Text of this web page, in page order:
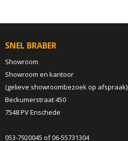
SNEL BRABER
Showroom
Showroom en kantoor
(gelieve showroombezoek op afspraak)
Beckumerstraat 450
7548 PV Enschede
053-7920045 of 06-55731304